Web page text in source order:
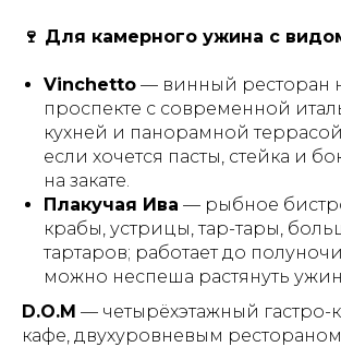
🍷 Для камерного ужина с
Vinchetto — винный ресторан
проспекте с современной
кухней и панорамной
если хочется пасты, стейка и
на закате.
Плакучая Ива — рыбное
крабы, устрицы, тар-тары,
тартаров; работает до
можно неспеша растянуть ужин
D.O.M — четырёхэтажный гастро-
кафе, двухуровневым